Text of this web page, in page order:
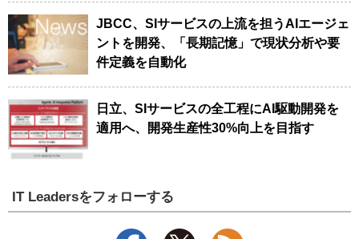
JBCC、SIサービスの上流を担うAIエージェ
ントを開発、「長期記憶」で現状分析や要
件定義を自動化
日立、SIサービスの全工程にAI駆動開発を
適用へ、開発生産性30%向上を目指す
IT Leadersをフォローする